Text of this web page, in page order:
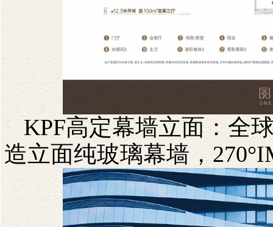
KPF高定幕墙立面：全
造立面纯玻璃幕墙， 270°